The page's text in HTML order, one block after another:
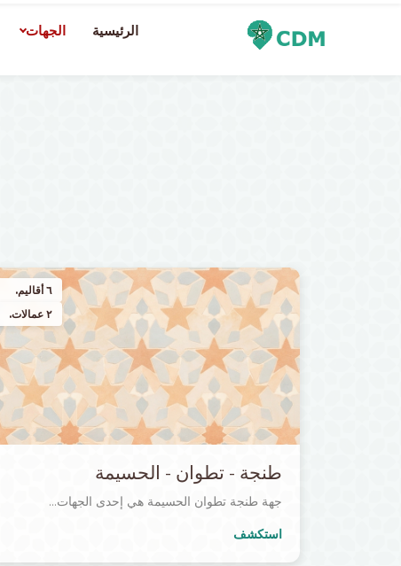
الرئيسية الجهات
٦ أقاليم.
٢ عمالات.
طنجة - تطوان - الحسيمة
جهة طنجة تطوان الحسيمة هي إحدى الجهات...
استكشف